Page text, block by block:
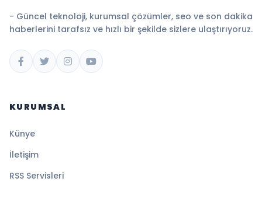
- Güncel teknoloji, kurumsal çözümler, seo ve son dakika
haberlerini tarafsız ve hızlı bir şekilde sizlere ulaştırıyoruz.
KURUMSAL
Künye
İletişim
RSS Servisleri